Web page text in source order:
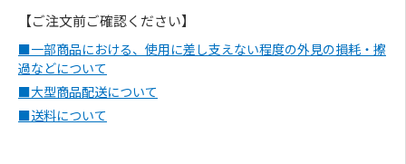
【ご注文前ご確認ください】
■一部商品における、使用に差し支えない程度の外見の損耗・擦
過などについて
■大型商品配送について
■送料について